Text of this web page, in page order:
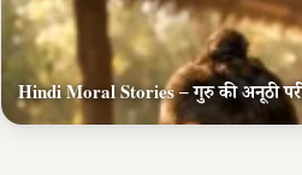
Hindi Moral Stories – गुरु की अनूठी